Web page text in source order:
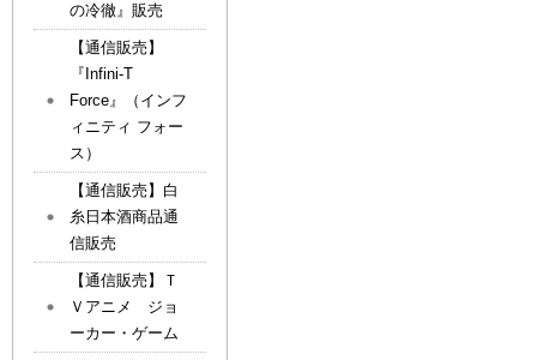
の冷徹』販売
【通信販売】
『Infini-T
Force』（インフ
ィニティ フォー
ス）
【通信販売】白
糸日本酒商品通
信販売
【通信販売】Ｔ
Ｖアニメ ジョ
ーカー・ゲーム